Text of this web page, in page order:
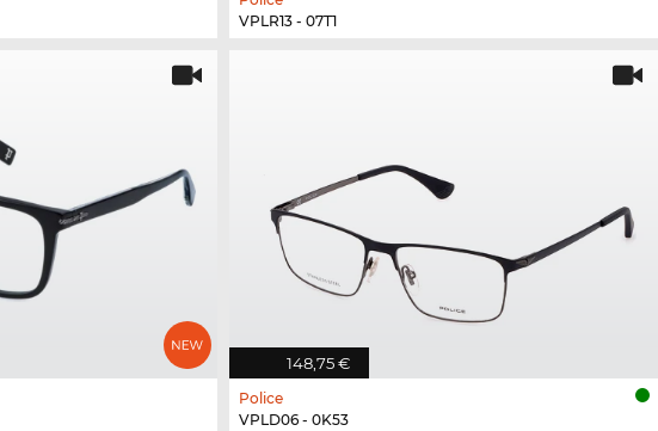
VPLR13 - 07T1
148,75 €
Police
VPLD06 - 0K53